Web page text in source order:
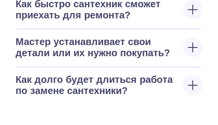
Как быстро сантехник сможет
приехать для ремонта?
Мастер устанавливает свои
детали или их нужно покупать?
Как долго будет длиться работа
по замене сантехники?